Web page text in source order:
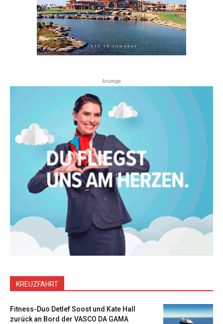
Anzeige
KREUZFAHRT
Fitness-Duo Detlef Soost und Kate Hall
zurück an Bord der VASCO DA GAMA